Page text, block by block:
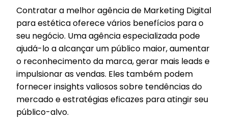
Contratar a melhor agência de Marketing Digital
para estética oferece vários benefícios para o
seu negócio. Uma agência especializada pode
ajudá-lo a alcançar um público maior, aumentar
o reconhecimento da marca, gerar mais leads e
impulsionar as vendas. Eles também podem
fornecer insights valiosos sobre tendências do
mercado e estratégias eficazes para atingir seu
público-alvo.